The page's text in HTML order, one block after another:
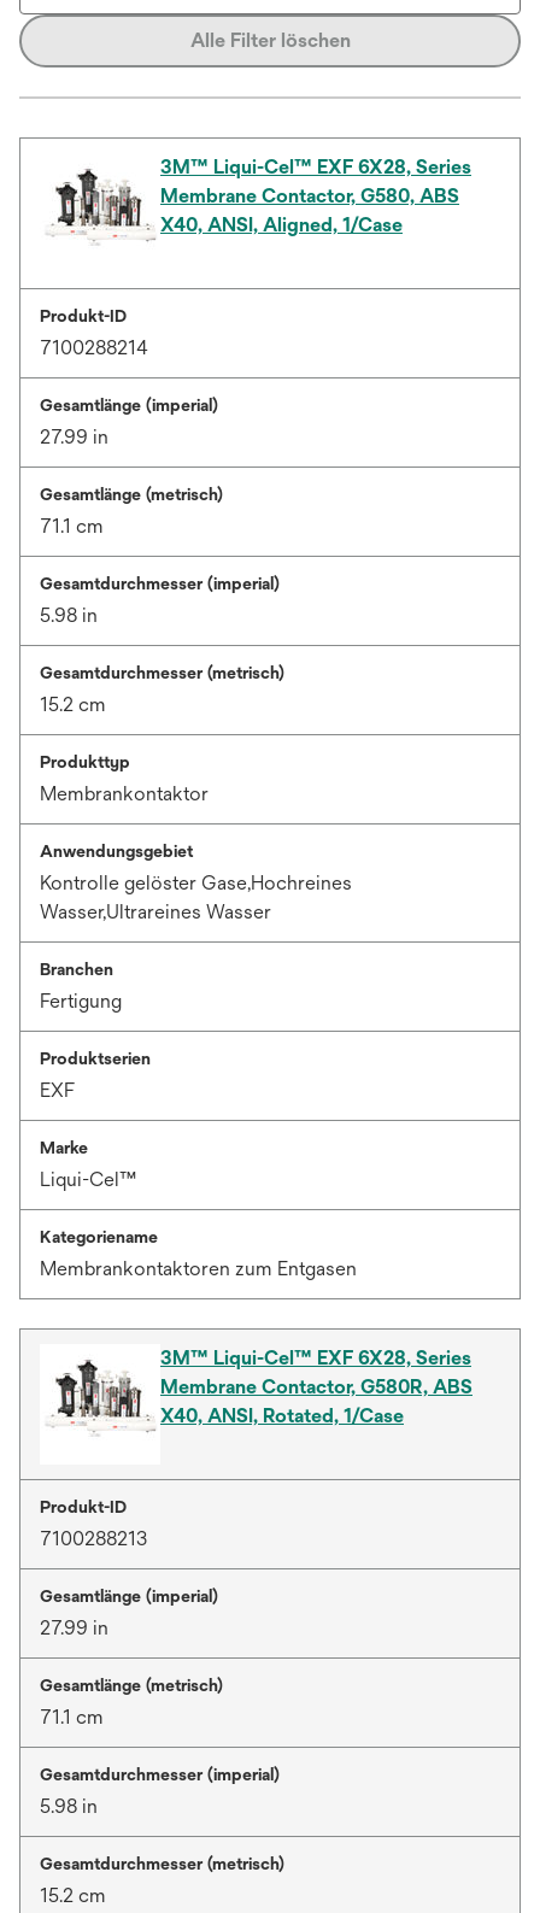
Alle Filter löschen
3M™ Liqui-Cel™ EXF 6X28, Series
Membrane Contactor, G580, ABS
X40, ANSI, Aligned, 1/Case
Produkt-ID
7100288214
Gesamtlänge (imperial)
27.99 in
Gesamtlänge (metrisch)
71.1 cm
Gesamtdurchmesser (imperial)
5.98 in
Gesamtdurchmesser (metrisch)
15.2 cm
Produkttyp
Membrankontaktor
Anwendungsgebiet
Kontrolle gelöster Gase,Hochreines
Wasser,Ultrareines Wasser
Branchen
Fertigung
Produktserien
EXF
Marke
Liqui-Cel™
Kategoriename
Membrankontaktoren zum Entgasen
3M™ Liqui-Cel™ EXF 6X28, Series
Membrane Contactor, G580R, ABS
X40, ANSI, Rotated, 1/Case
Produkt-ID
7100288213
Gesamtlänge (imperial)
27.99 in
Gesamtlänge (metrisch)
71.1 cm
Gesamtdurchmesser (imperial)
5.98 in
Gesamtdurchmesser (metrisch)
15.2 cm